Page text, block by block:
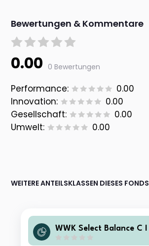
Bewertungen & Kommentare
0.00 0 Bewertungen
Performance:
0.00
Innovation:
0.00
Gesellschaft:
0.00
Umwelt:
0.00
WEITERE ANTEILSKLASSEN DIESES FONDS
WWK Select Balance C I